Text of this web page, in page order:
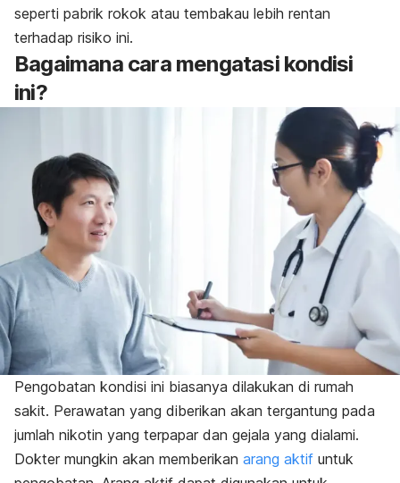
seperti pabrik rokok atau tembakau lebih rentan
terhadap risiko ini.
Bagaimana cara mengatasi kondisi
ini?
Pengobatan kondisi ini biasanya dilakukan di rumah
sakit. Perawatan yang diberikan akan tergantung pada
jumlah nikotin yang terpapar dan gejala yang dialami.
Dokter mungkin akan memberikan arang aktif untuk